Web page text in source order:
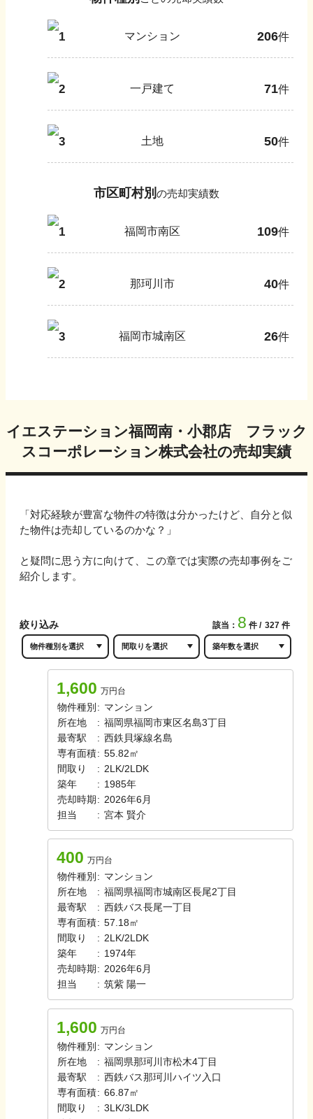
1 マンション 206件
2 一戸建て 71件
3 土地 50件
市区町村別 の売却実績数
1 福岡市南区 109件
2 那珂川市 40件
3 福岡市城南区 26件
イエステーション福岡南・小郡店 フラック
スコーポレーション株式会社の売却実績
「対応経験が豊富な物件の特徴は分かったけど、自分と似
た物件は売却しているのかな？」
と疑問に思う方に向けて、この章では実際の売却事例をご
紹介します。
絞り込み 該当： 8 件 327 件
1,600 万円台
物件種別 : マンション
所在地
: 福岡県福岡市東区名島3丁目
最寄駅
: 西鉄貝塚線名島
専有面積: 55.82㎡
間取り
: 2LK/2LDK
築年
: 1985年
売却時期 : 2026年6月
担当
: 宮本 賢介
400 万円台
物件種別 : マンション
所在地
: 福岡県福岡市城南区長尾2丁目
最寄駅
: 西鉄バス長尾一丁目
専有面積: 57.18㎡
間取り
: 2LK/2LDK
築年
: 1974年
売却時期 : 2026年6月
担当
: 筑紫 陽一
1,600 万円台
物件種別 : マンション
所在地
: 福岡県那珂川市松木4丁目
最寄駅
: 西鉄バス那珂川ハイツ入口
専有面積: 66.87㎡
間取り
: 3LK/3LDK